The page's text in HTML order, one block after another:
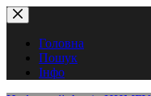
Перейти
до
вмістуГоловна
Пошук
Інфо